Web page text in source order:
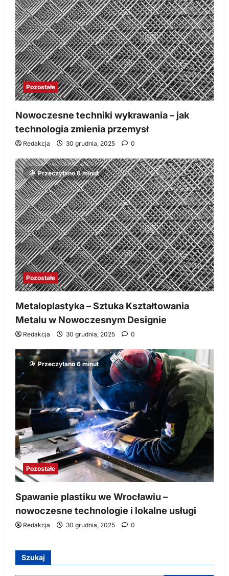
Pozostałe
Nowoczesne techniki wykrawania – jak
technologia zmienia przemysł
Redakcja 30 grudnia, 2025 0
Przeczytano 6 minut
Pozostałe
Metaloplastyka – Sztuka Kształtowania
Metalu w Nowoczesnym Designie
Redakcja 30 grudnia, 2025 0
Przeczytano 6 minut
Pozostałe
Spawanie plastiku we Wrocławiu –
nowoczesne technologie i lokalne usługi
Redakcja 30 grudnia, 2025 0
Szukaj